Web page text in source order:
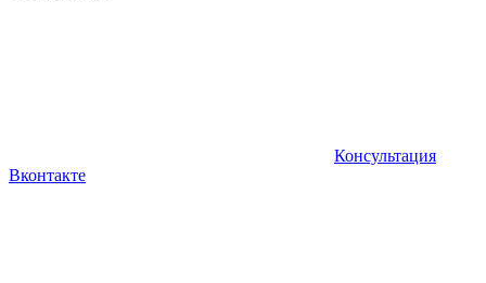
Консультация
Вконтакте